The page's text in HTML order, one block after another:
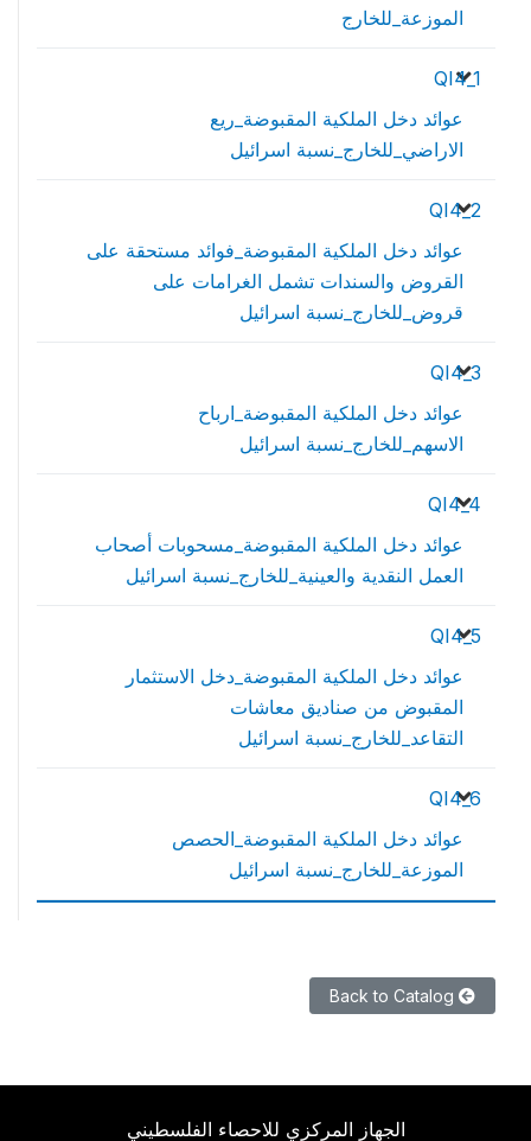
الموزعة_للخارج
QI4_1
عوائد دخل الملكية المقبوضة_ريع
الاراضي_للخارج_نسبة اسرائيل
QI4_2
عوائد دخل الملكية المقبوضة_فوائد مستحقة على
القروض والسندات تشمل الغرامات على
قروض_للخارج_نسبة اسرائيل
QI4_3
عوائد دخل الملكية المقبوضة_ارباح
الاسهم_للخارج_نسبة اسرائيل
QI4_4
عوائد دخل الملكية المقبوضة_مسحوبات أصحاب
العمل النقدية والعينية_للخارج_نسبة اسرائيل
QI4_5
عوائد دخل الملكية المقبوضة_دخل الاستثمار
المقبوض من صناديق معاشات
التقاعد_للخارج_نسبة اسرائيل
QI4_6
عوائد دخل الملكية المقبوضة_الحصص
الموزعة_للخارج_نسبة اسرائيل
الجهاز المركزي للاحصاء الفلسطيني